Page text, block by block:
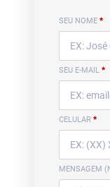
SEU NOME *
SEU E-MAIL *
CELULAR *
MENSAGEM